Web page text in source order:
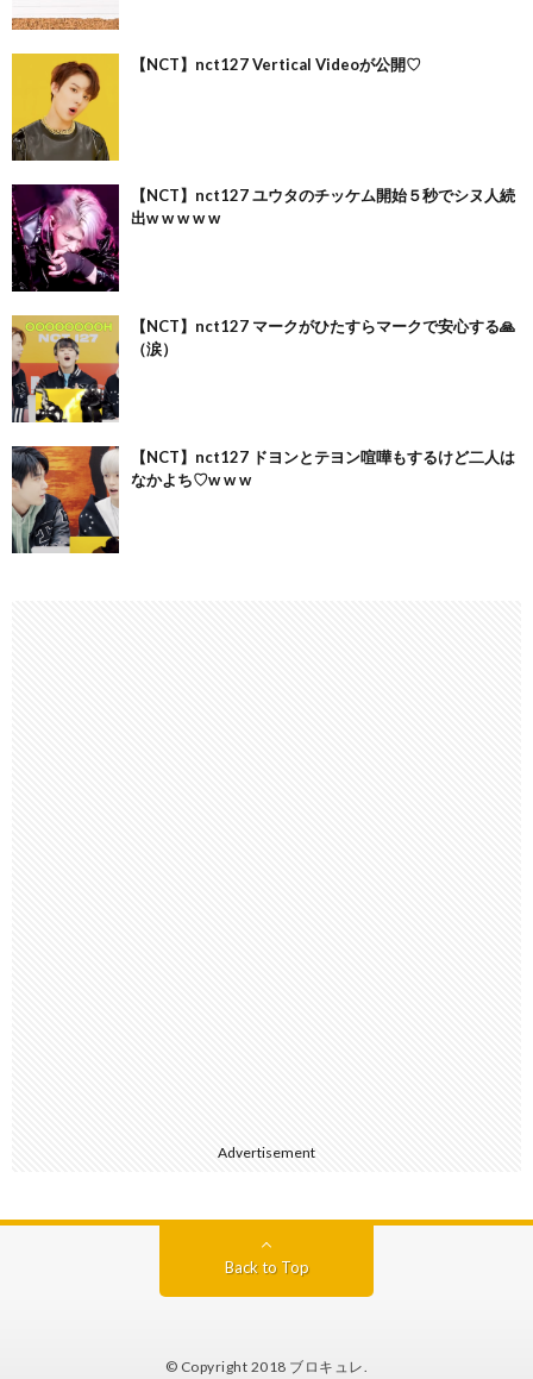
【NCT】nct127 Vertical Videoが公開♡
【NCT】nct127 ユウタのチッケム開始５秒でシヌ人続
出w w w w w
【NCT】nct127 マークがひたすらマークで安心する🙏
（涙）
【NCT】nct127 ドヨンとテヨン喧嘩もするけど二人は
なかよち♡w w w
Advertisement
Back to Top
© Copyright 2018 ブロキュレ